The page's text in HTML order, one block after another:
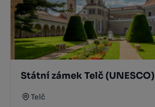
Státní zámek Telč (UNESCO)
Telč